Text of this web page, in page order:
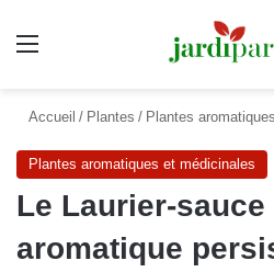
Menu
Accueil / Plantes / Plantes
Plantes aromatiques et médicinales
Le Laurier-
aromatique